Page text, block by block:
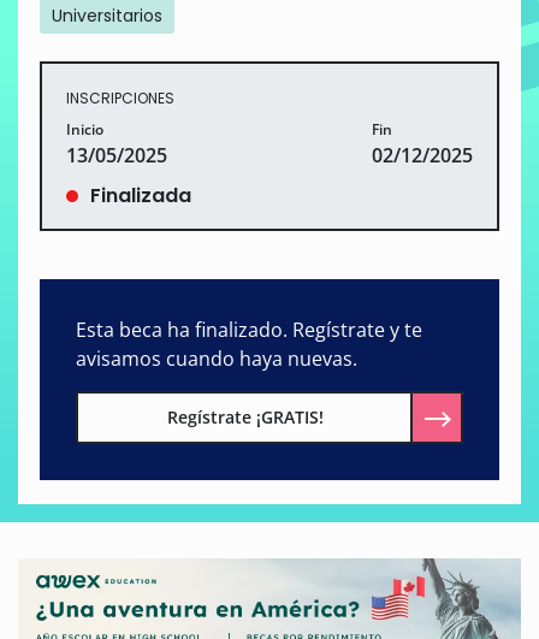
Universitarios
INSCRIPCIONES
Inicio
13/05/2025
Fin
02/12/2025
Finalizada
Esta beca ha finalizado. Regístrate y te
avisamos cuando haya nuevas.
Regístrate ¡GRATIS!